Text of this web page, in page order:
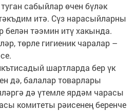
сабыйлар өчен бүләк
итә. Сүз нарасыйларны
белән тәэмин итү хакында.
төрле гигиеник чаралар –
шартларда бер үк
дә, балалар товарлары
дә үтемле ярдәм чарасы
комитеты рәисенең беренче